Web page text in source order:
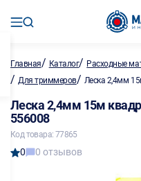
Главная/ Каталог/ Расходные
/ Для триммеров/ Леска 2,4мм
Леска 2,4мм 15м
556008
Код товара: 77865
0 0 отзывов